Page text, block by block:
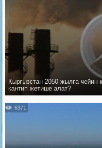
Кыргызстан 2050-жылга чейин
кантип жетише алат?
6371